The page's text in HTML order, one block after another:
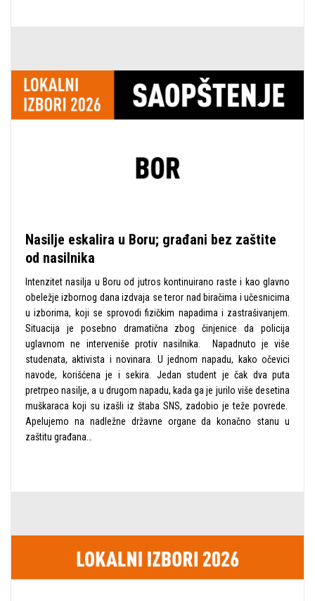
Nasilje eskalira u Boru; građani bez zaštite
od nasilnika
Intenzitet nasilja u Boru od jutros kontinuirano raste i kao glavno
obeležje izbornog dana izdvaja se teror nad biračima i učesnicima
u izborima, koji se sprovodi fizičkim napadima i zastrašivanjem.
Situacija je posebno dramatična zbog činjenice da policija
uglavnom ne interveniše protiv nasilnika. Napadnuto je više
studenata, aktivista i novinara. U jednom napadu, kako očevici
navode, korišćena je i sekira. Jedan student je čak dva puta
pretrpeo nasilje, a u drugom napadu, kada ga je jurilo više desetina
muškaraca koji su izašli iz štaba SNS, zadobio je teže povrede.
Apelujemo na nadležne državne organe da konačno stanu u
zaštitu građana…